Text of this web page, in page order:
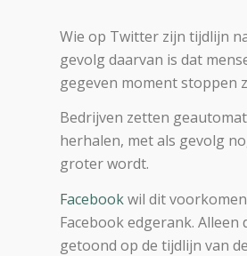
Wie op Twitter zijn tijdlijn
gevolg daarvan is dat
gegeven moment stoppen
Bedrijven zetten
herhalen, met als gevolg
groter wordt.
Facebookwil dit
Facebook edgerank.
getoond op de tijdlijn van